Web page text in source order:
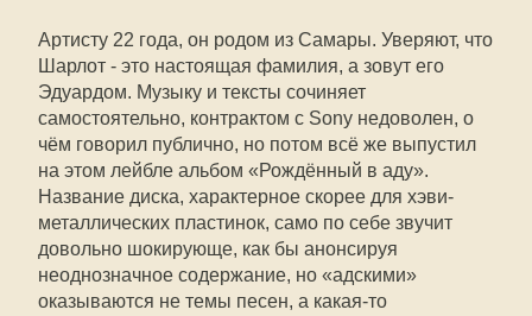
Артисту 22 года, он родом из Самары. Уверяют, что
Шарлот - это настоящая фамилия, а зовут его
Эдуардом. Музыку и тексты сочиняет
самостоятельно, контрактом с Sony недоволен, о
чём говорил публично, но потом всё же выпустил
на этом лейбле альбом «Рождённый в аду».
Название диска, характерное скорее для хэви-
металлических пластинок, само по себе звучит
довольно шокирующе, как бы анонсируя
неоднозначное содержание, но «адскими»
оказываются не темы песен, а какая-то